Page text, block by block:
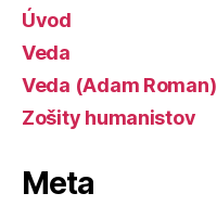
Úvod
Veda
Veda (Adam Roman)
Zošity humanistov
Meta